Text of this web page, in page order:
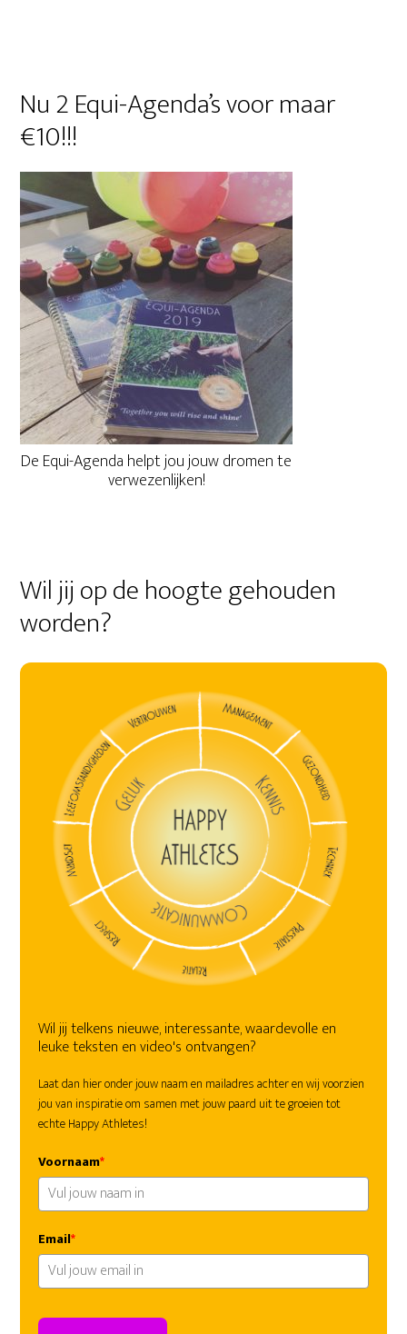
Primaire
Sidebar
Nu 2 Equi-Agenda’s voor maar
€10!!!
De Equi-Agenda helpt jou jouw dromen te
verwezenlijken!
Wil jij op de hoogte gehouden
worden?
Wil jij telkens nieuwe, interessante, waardevolle en
leuke teksten en video's ontvangen?
Laat dan hier onder jouw naam en mailadres achter en wij voorzien
jou van inspiratie om samen met jouw paard uit te groeien tot
echte Happy Athletes!
Voornaam*
Email*